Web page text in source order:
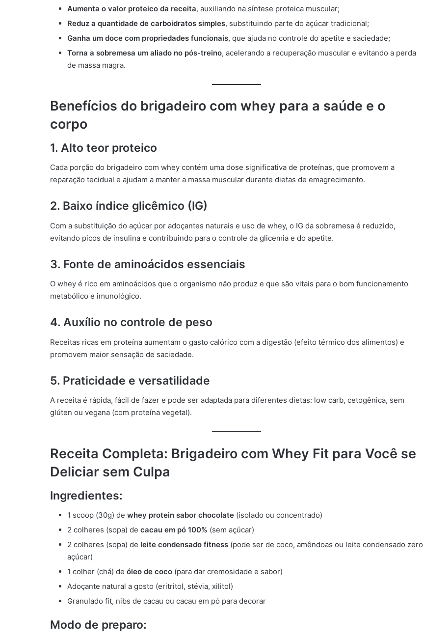
Aumenta o valor proteico da receita, auxiliando na síntese proteica muscular;
Reduz a quantidade de carboidratos simples, substituindo parte do açúcar tradicional;
Ganha um doce com propriedades funcionais, que ajuda no controle do apetite e saciedade;
Torna a sobremesa um aliado no pós-treino, acelerando a recuperação muscular e evitando a perda
de massa magra.
Benefícios do brigadeiro com whey para a saúde e o
corpo
1. Alto teor proteico
Cada porção do brigadeiro com whey contém uma dose significativa de proteínas, que promovem a
reparação tecidual e ajudam a manter a massa muscular durante dietas de emagrecimento.
2. Baixo índice glicêmico (IG)
Com a substituição do açúcar por adoçantes naturais e uso de whey, o IG da sobremesa é reduzido,
evitando picos de insulina e contribuindo para o controle da glicemia e do apetite.
3. Fonte de aminoácidos essenciais
O whey é rico em aminoácidos que o organismo não produz e que são vitais para o bom funcionamento
metabólico e imunológico.
4. Auxílio no controle de peso
Receitas ricas em proteína aumentam o gasto calórico com a digestão (efeito térmico dos alimentos) e
promovem maior sensação de saciedade.
5. Praticidade e versatilidade
A receita é rápida, fácil de fazer e pode ser adaptada para diferentes dietas: low carb, cetogênica, sem
glúten ou vegana (com proteína vegetal).
Receita Completa: Brigadeiro com Whey Fit para Você se
Deliciar sem Culpa
Ingredientes:
1 scoop (30g) de whey protein sabor chocolate (isolado ou concentrado)
2 colheres (sopa) de cacau em pó 100% (sem açúcar)
2 colheres (sopa) de leite condensado fitness (pode ser de coco, amêndoas ou leite condensado zero
açúcar)
1 colher (chá) de óleo de coco (para dar cremosidade e sabor)
Adoçante natural a gosto (eritritol, stévia, xilitol)
Granulado fit, nibs de cacau ou cacau em pó para decorar
Modo de preparo: